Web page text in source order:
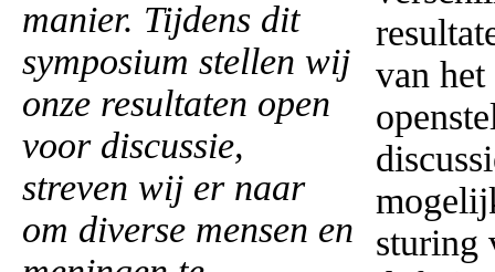
manier. Tijdens dit
symposium stellen wij
onze resultaten open
voor discussie,
streven wij er naar
om diverse mensen en
van
sturing